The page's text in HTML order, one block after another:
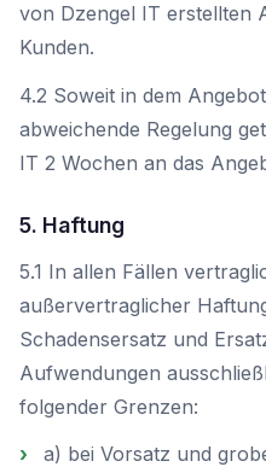
von Dzengel IT erstellten
Kunden.
4.2 Soweit in dem
abweichende Regelung
IT 2 Wochen an das
5. Haftung
5.1 In allen Fällen
außervertraglicher
Schadensersatz und
Aufwendungen
folgender Grenzen:
a) bei Vorsatz und